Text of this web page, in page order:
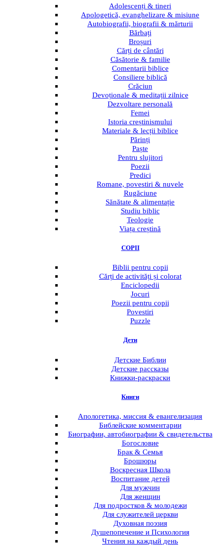
Menu
Adolescenți & tineri
Apologetică, evanghelizare & misiune
Autobiografii, biografii & mărturii
Bărbați
Broșuri
Cărți de cântări
Căsătorie & familie
Comentarii biblice
Consiliere biblică
Crăciun
Devoționale & meditații zilnice
Dezvoltare personală
Femei
Istoria creștinismului
Materiale & lecții biblice
Părinți
Paște
Pentru slujitori
Poezii
Predici
Romane, povestiri & nuvele
Rugăciune
Sănătate & alimentație
Studiu biblic
Teologie
Viața creștină
COPII
Menu
Biblii pentru copii
Cărți de activități și colorat
Enciclopedii
Jocuri
Poezii pentru copii
Povestiri
Puzzle
Дети
Menu
Детские Библии
Детские рассказы
Книжки-раскраски
Книги
Menu
Апологетика, миссия & евангелизация
Библейские комментарии
Биографии, автобиографии & свидетельства
Богословие
Брак & Семья
Брошюры
Воскресная Школа
Воспитание детей
Для мужчин
Для женщин
Для подростков & молодежи
Для служителей церкви
Духовная поэзия
Душепопечение и Психология
Чтения на каждый день